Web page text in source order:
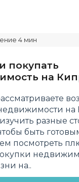
покупать
на
на
разные
быть
посмотреть
на..